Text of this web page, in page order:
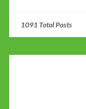
1091 Total Posts